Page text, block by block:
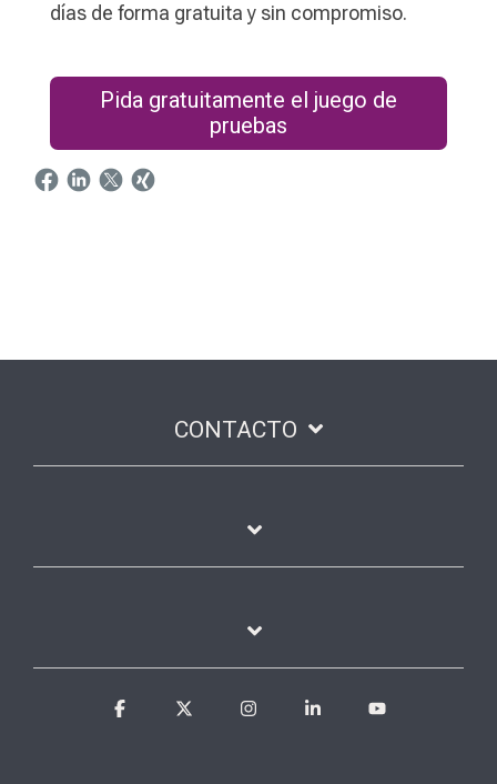
días de forma gratuita y sin compromiso.
Pida gratuitamente el juego de
pruebas
CONTACTO
Facebook InstagramLinkedin